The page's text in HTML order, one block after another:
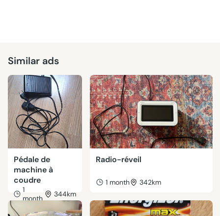
Similar ads
Pédale de
machine à
coudre
1
month
344km
Radio-réveil
1 month 342km